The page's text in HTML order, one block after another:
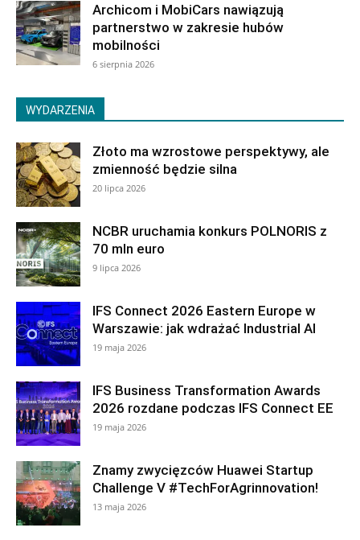
Archicom i MobiCars nawiązują
partnerstwo w zakresie hubów
mobilności
6 sierpnia 2026
WYDARZENIA
Złoto ma wzrostowe perspektywy, ale
zmienność będzie silna
20 lipca 2026
NCBR uruchamia konkurs POLNORIS z
70 mln euro
9 lipca 2026
IFS Connect 2026 Eastern Europe w
Warszawie: jak wdrażać Industrial AI
19 maja 2026
IFS Business Transformation Awards
2026 rozdane podczas IFS Connect EE
19 maja 2026
Znamy zwycięzców Huawei Startup
Challenge V #TechForAgrinnovation!
13 maja 2026